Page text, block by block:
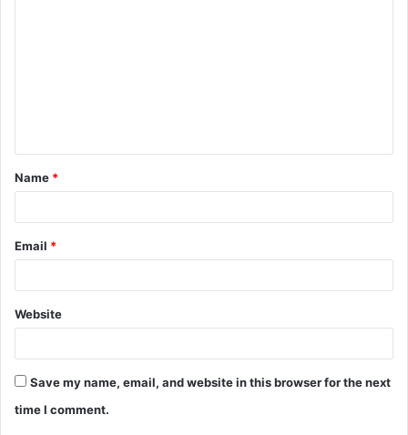
Name *
Email *
Website
Save my name, email, and website in this browser for the next
time I comment.